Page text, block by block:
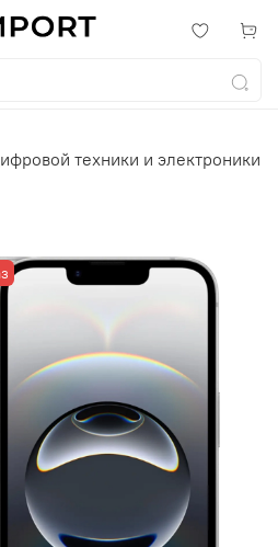
техники и электроники